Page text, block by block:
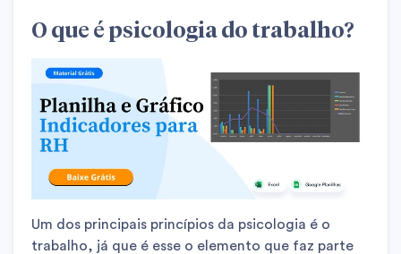
O que é psicologia do trabalho?
Um dos principais princípios da psicologia é o
trabalho, já que é esse o elemento que faz parte